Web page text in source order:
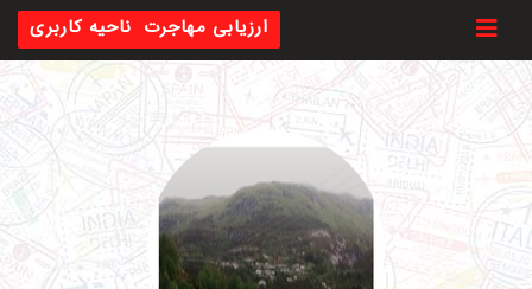
ناحیه کاربری ارزیابی مهاجرت